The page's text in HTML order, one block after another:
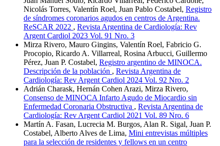
Nicolás Torres, Valentín Roel, Juan Pablo Costabel, Registro
de síndromes coronarios agudos en centros de Argentina.
ReSCAR 2022 , Revista Argentina de Cardiología: Rev
Argent Cardiol 2023 Vol. 91 Nro. 3
Mirza Rivero, Mauro Gingins, Valentín Roel, Fabricio G.
Procopio, Ricardo A. Villarreal, Rosina Arbucci, Guillermo
Pérez, Juan P. Costabel, Registro argentino de MINOCA.
Descripción de la población , Revista Argentina de
Cardiología: Rev Argent Cardiol 2024 Vol. 92 Nro. 2
Adrián Charask, Hernán Cohen Arazi, Mirza Rivero,
Consenso de MINOCA Infarto Agudo de Miocardio sin
Enfermedad Coronaria Obstructiva , Revista Argentina de
Cardiología: Rev Argent Cardiol 2021 Vol. 89 Nro. 6
Martín A. Fasan, Lucrecia M. Burgos, Alan R. Sigal, Juan P.
Costabel, Alberto Alves de Lima, Mini entrevistas múltiples
para la selección de residentes y fellows en un centro